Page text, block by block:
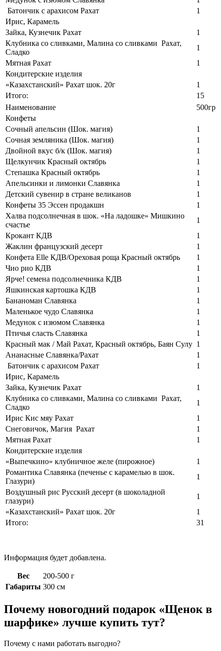
Батончик с арахисом Рахат
1
Ирис, Карамель
Зайка, Кузнечик Рахат
1
Клубника со сливками, Малина со сливками Рахат,
Сладко
1
Мятная Рахат
1
Кондитерские изделия
«Казахстанский» Рахат шок. 20г
1
Итого:
15
Наименование
500гр
Конфеты
Сочный апельсин (Шок. магия)
1
Сочная земляника (Шок. магия)
1
Двойной вкус б/к (Шок. магия)
1
Щелкунчик Красный октябрь
1
Степашка Красный октябрь
1
Апельсинки и лимонки Славянка
1
Детский сувенир в стране великанов
1
Конфеты 35 Эссен продакшн
1
Халва подсолнечная в шок. «На ладошке» Мишкино
счастье
1
Крокант КДВ
1
Жаклин французский десерт
1
Конфета Elle КДВ/Ореховая роща Красный октябрь
1
Чио рио КДВ
1
Ярче! семена подсолнечника КДВ
1
Яшкинская картошка КДВ
1
Бананоман Славянка
1
Маленькое чудо Славянка
1
Медунок с изюмом Славянка
1
Птичья сласть Славянка
1
Красный мак / Май Рахат, Красный октябрь, Баян Сулу 1
Ананасные Славянка/Рахат
1
Батончик с арахисом Рахат
1
Ирис, Карамель
Зайка, Кузнечик Рахат
1
Клубника со сливками, Малина со сливками Рахат,
Сладко
1
Ирис Кис мяу Рахат
1
Снеговичок, Магия Рахат
1
Мятная Рахат
1
Кондитерские изделия
«Выпечкино» клубничное желе (пирожное)
1
Романтика Славянка (печенье с карамелью в шок.
Глазури)
1
Воздушный рис Русский десерт (в шоколадной
глазури)
1
«Казахстанский» Рахат шок. 20г
1
Итого:
31
Информация будет добавлена.
Вес
200-500 г
Габариты 300 см
Почему новогодний подарок «Щенок в
шарфике» лучше купить тут?
Почему с нами работать выгодно?